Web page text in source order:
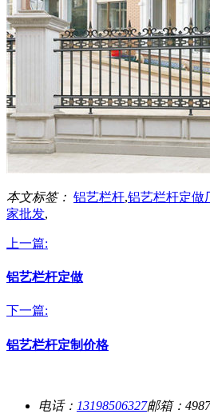
本文标签： 铝艺栏杆,铝艺栏杆定做
家批发,
上一篇:
铝艺栏杆定做
下一篇:
铝艺栏杆定制价格
电话： 13198506327邮箱：